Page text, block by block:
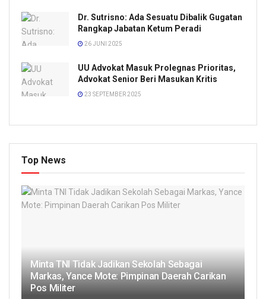
Dr. Sutrisno: Ada Sesuatu Dibalik Gugatan
Rangkap Jabatan Ketum Peradi
26 JUNI 2025
UU Advokat Masuk Prolegnas Prioritas,
Advokat Senior Beri Masukan Kritis
23 SEPTEMBER 2025
Top News
Minta TNI Tidak Jadikan Sekolah Sebagai
Markas, Yance Mote: Pimpinan Daerah Carikan
Pos Militer